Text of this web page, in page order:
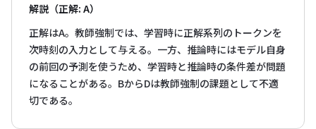
解説（正解: A）
正解はA。教師強制では、学習時に正解系列のトークンを
次時刻の入力として与える。一方、推論時にはモデル自身
の前回の予測を使うため、学習時と推論時の条件差が問題
になることがある。BからDは教師強制の課題として不適
切である。